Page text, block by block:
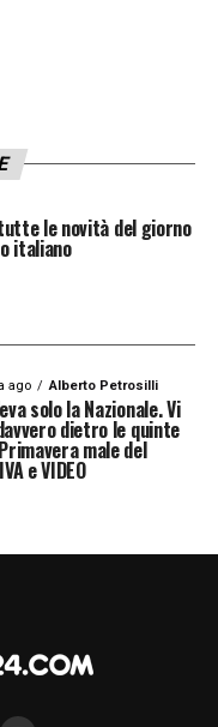
che
un
dimostrando
negoziazione
dunque,
percorso fatto
mirati, con
le novità del giorno
italiano
ago Alberto Petrosilli
solo la Nazionale. Vi
dietro le quinte
male del
e VIDEO